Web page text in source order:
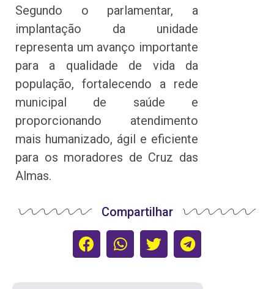
Segundo o parlamentar, a
implantação da unidade
representa um avanço importante
para a qualidade de vida da
população, fortalecendo a rede
municipal de saúde e
proporcionando atendimento
mais humanizado, ágil e eficiente
para os moradores de Cruz das
Almas.
Compartilhar